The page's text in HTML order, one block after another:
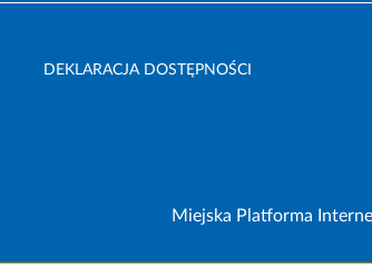
DEKLARACJA DOSTĘPNOŚCI
Miejska Platforma